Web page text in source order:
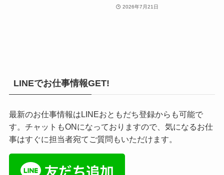
2026年7月21日
LINEでお仕事情報GET!
最新のお仕事情報はLINEおともだち登録からも可能で
す。チャットもONになっておりますので、気になるお仕
事はすぐに担当者宛てご質問もいただけます。